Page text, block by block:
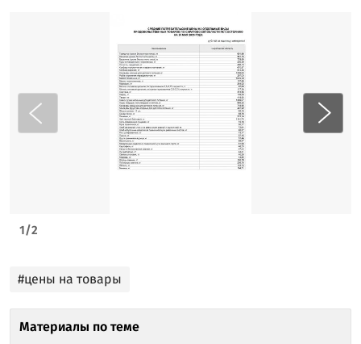
1/2
#цены на товары
Материалы по теме